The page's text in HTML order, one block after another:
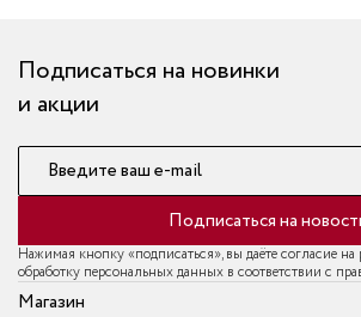
Подписаться на новинки
и акции
Введите ваш e-mail
Подписаться на
Нажимая кнопку «подписаться», вы даёте согласие
обработку персональных данных в соответствии с
Магазин